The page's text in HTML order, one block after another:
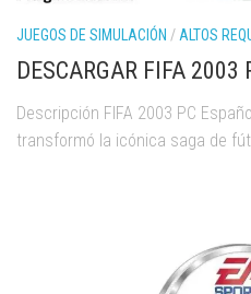
JUEGOS DE SIMULACIÓN / ALTOS
DESCARGAR FIFA 2003
Descripción FIFA 2003 PC
transformó la icónica saga de